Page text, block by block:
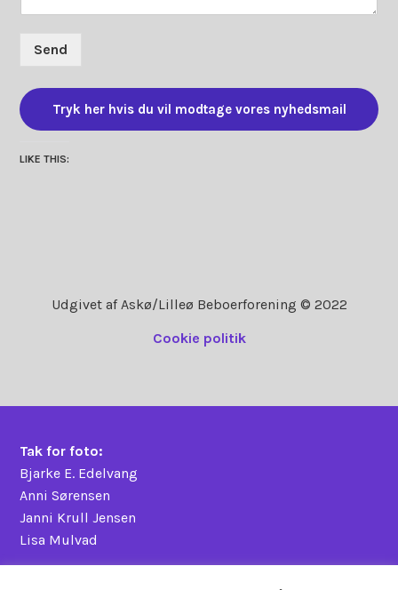
Send
Tryk her hvis du vil modtage vores nyhedsmail
LIKE THIS:
Udgivet af Askø/Lilleø Beboerforening © 2022
Cookie politik
Tak for foto:
Bjarke E. Edelvang
Anni Sørensen
Janni Krull Jensen
Lisa Mulvad